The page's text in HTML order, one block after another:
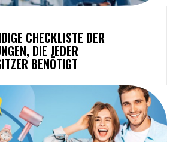
CHECKLISTE DER
DIE JEDER
BENÖTIGT